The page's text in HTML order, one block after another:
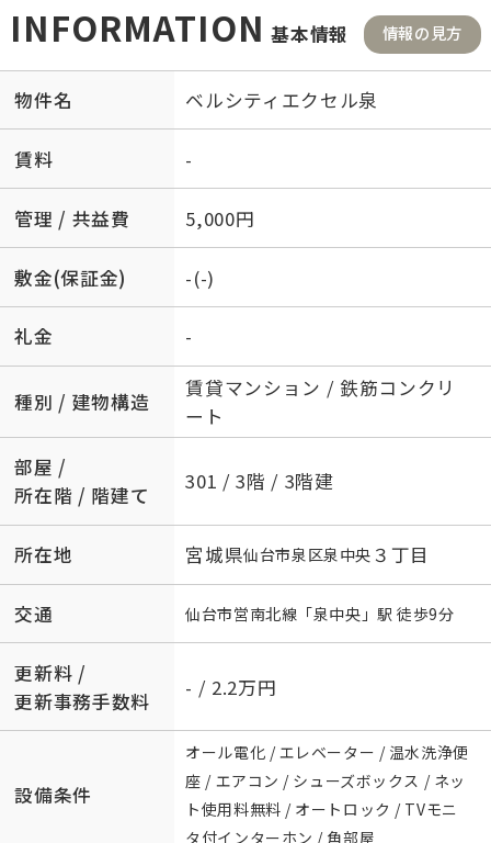
INFORMATION 基本情報 情報の見方
物件名 ベルシティエクセル泉
賃料 -
管理 / 共益費 5,000円
敷金(保証金) -(-)
礼金 -
種別 / 建物構造
賃貸マンション / 鉄筋コンクリ
ート
部屋 /
所在階 / 階建て
301 / 3階 / 3階建
所在地 宮城県仙台市泉区泉中央 ３丁目
交通 仙台市営南北線 「泉中央 」駅 徒歩9分
更新料 /
更新事務手数料
- / 2.2万円
設備条件
オール電化 / エレベーター / 温水洗浄便
座 / エアコン / シューズボックス / ネッ
ト使用料無料 / オートロック / TVモニ
タ付インターホン / 角部屋